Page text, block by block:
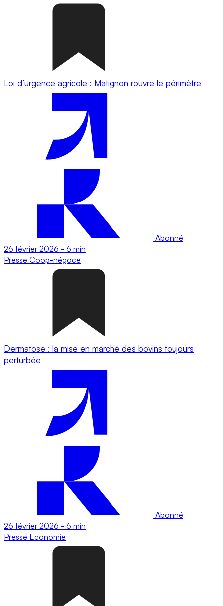
Loi d’urgence agricole : Matignon rouvre le périmètre
Abonné
26 février 2026 - 6 min
Presse Coop-négoce
Dermatose : la mise en marché des bovins toujours
perturbée
Abonné
26 février 2026 - 6 min
Presse Economie